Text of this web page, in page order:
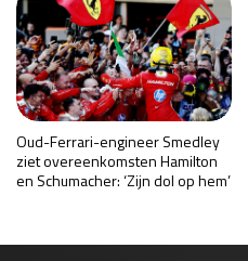
Oud-Ferrari-engineer Smedley
ziet overeenkomsten Hamilton
en Schumacher: ‘Zijn dol op hem’